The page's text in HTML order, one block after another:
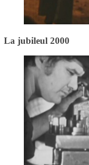
La jubileul 2000